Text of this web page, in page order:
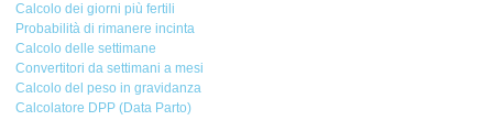
Calcolo dei giorni più fertili
Probabilità di rimanere incinta
Calcolo delle settimane
Convertitori da settimani a mesi
Calcolo del peso in gravidanza
Calcolatore DPP (Data Parto)